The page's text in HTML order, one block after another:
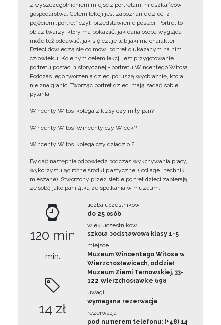
z wyszczególnieniem miejsc z portretami mieszkańców
gospodarstwa. Celem lekcji jest zapoznanie dzieci z
pojęciem „portret” czyli przedstawienie postaci. Portret to
obraz twarzy, który ma pokazać, jak dana osoba wygląda i
może też oddawać, jak się czuje lub jaki ma charakter.
Dzieci dowiedzą się co mówi portret o ukazanym na nim
człowieku. Kolejnym celem lekcji jest przygotowanie
portretu postaci historycznej - portretu Wincentego Witosa.
Podczas jego tworzenia dzieci poruszą wyobraźnię, która
nie zna granic. Tworząc portret dzieci mają zadać sobie
pytania:
Wincenty Witos, kolega z klasy czy miły pan?
Wincenty Witos, Wincenty czy Wicek?
Wincenty Witos, kolega czy dziadzio ?
By dać następnie odpowiedz podczas wykonywania pracy,
wykorzystując różne środki plastyczne, ( collage i techniki
mieszane). Stworzony przez siebie portret dzieci zabierają
ze sobą jako pamiątka ze spotkania w muzeum.
120 min
min.
14 zł
liczba uczestników
do 25 osób
wiek uczestników
szkoła podstawowa klasy 1-5
miejsce
Muzeum Wincentego Witosa w
Wierzchosławicach, oddział
Muzeum Ziemi Tarnowskiej, 33-
122 Wierzchosławice 698
uwagi
wymagana rezerwacja
rezerwacja
pod numerem telefonu: (+48) 14